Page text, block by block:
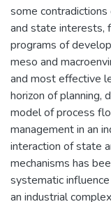
some
and state interests,
programs of
meso and
and most effective
horizon of planning,
model of process
management in an
interaction of state
mechanisms has
systematic
an industrial